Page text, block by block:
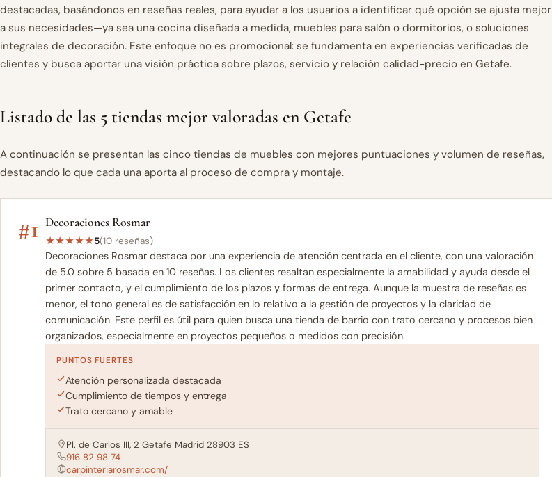
destacadas, basándonos en reseñas reales, para ayudar a los usuarios a identificar qué opción se ajusta mejor
a sus necesidades—ya sea una cocina diseñada a medida, muebles para salón o dormitorios, o soluciones
integrales de decoración. Este enfoque no es promocional: se fundamenta en experiencias verificadas de
clientes y busca aportar una visión práctica sobre plazos, servicio y relación calidad-precio en Getafe.
Listado de las 5 tiendas mejor valoradas en Getafe
A continuación se presentan las cinco tiendas de muebles con mejores puntuaciones y volumen de reseñas,
destacando lo que cada una aporta al proceso de compra y montaje.
#1 Decoraciones Rosmar
★★★★★5(10 reseñas)
Decoraciones Rosmar destaca por una experiencia de atención centrada en el cliente, con una valoración
de 5.0 sobre 5 basada en 10 reseñas. Los clientes resaltan especialmente la amabilidad y ayuda desde el
primer contacto, y el cumplimiento de los plazos y formas de entrega. Aunque la muestra de reseñas es
menor, el tono general es de satisfacción en lo relativo a la gestión de proyectos y la claridad de
comunicación. Este perfil es útil para quien busca una tienda de barrio con trato cercano y procesos bien
organizados, especialmente en proyectos pequeños o medidos con precisión.
PUNTOS FUERTES
Atención personalizada destacada
Cumplimiento de tiempos y entrega
Trato cercano y amable
Pl. de Carlos III, 2 Getafe Madrid 28903 ES
916 82 98 74
carpinteriarosmar.com/